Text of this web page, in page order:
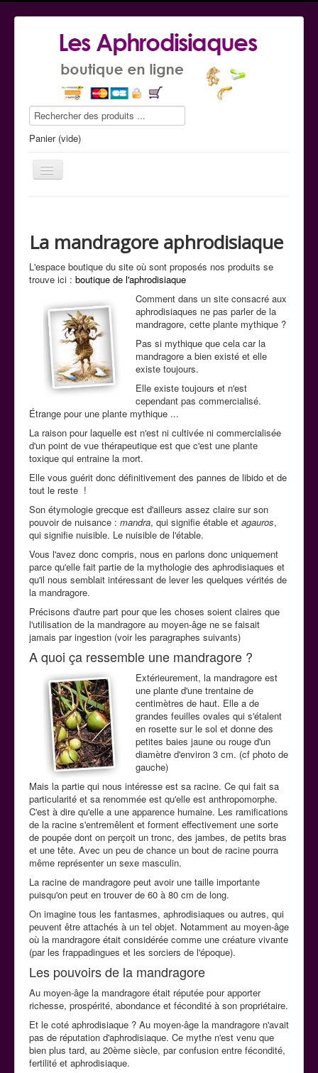
Panier (vide)
Le guide conseil
La boutique
Commande tel
La cuisine aphrodisiaque
Contact
La mandragore aphrodisiaque
L'espace boutique du site où sont proposés nos produits se
trouve ici : boutique de l'aphrodisiaque
Comment dans un site consacré aux
aphrodisiaques ne pas parler de la
mandragore, cette plante mythique ?
Pas si mythique que cela car la
mandragore a bien existé et elle
existe toujours.
Elle existe toujours et n'est
cependant pas commercialisé.
Étrange pour une plante mythique ...
La raison pour laquelle est n'est ni cultivée ni commercialisée
d'un point de vue thérapeutique est que c'est une plante
toxique qui entraine la mort.
Elle vous guérit donc définitivement des pannes de libido et de
tout le reste !
Son étymologie grecque est d'ailleurs assez claire sur son
pouvoir de nuisance : mandra, qui signifie étable et agauros,
qui signifie nuisible. Le nuisible de l'étable.
Vous l'avez donc compris, nous en parlons donc uniquement
parce qu'elle fait partie de la mythologie des aphrodisiaques et
qu'il nous semblait intéressant de lever les quelques vérités de
la mandragore.
Précisons d'autre part pour que les choses soient claires que
l'utilisation de la mandragore au moyen-âge ne se faisait
jamais par ingestion (voir les paragraphes suivants)
A quoi ça ressemble une mandragore ?
Extérieurement, la mandragore est
une plante d'une trentaine de
centimètres de haut. Elle a de
grandes feuilles ovales qui s'étalent
en rosette sur le sol et donne des
petites baies jaune ou rouge d'un
diamètre d'environ 3 cm. (cf photo de
gauche)
Mais la partie qui nous intéresse est sa racine. Ce qui fait sa
particularité et sa renommée est qu'elle est anthropomorphe.
C'est à dire qu'elle a une apparence humaine. Les ramifications
de la racine s'entremêlent et forment effectivement une sorte
de poupée dont on perçoit un tronc, des jambes, de petits bras
et une tête. Avec un peu de chance un bout de racine pourra
même représenter un sexe masculin.
La racine de mandragore peut avoir une taille importante
puisqu'on peut en trouver de 60 à 80 cm de long.
On imagine tous les fantasmes, aphrodisiaques ou autres, qui
peuvent être attachés à un tel objet. Notamment au moyen-âge
où la mandragore était considérée comme une créature vivante
(par les frappadingues et les sorciers de l'époque).
Les pouvoirs de la mandragore
Au moyen-âge la mandragore était réputée pour apporter
richesse, prospérité, abondance et fécondité à son propriétaire.
Et le coté aphrodisiaque ? Au moyen-âge la mandragore n'avait
pas de réputation d'aphrodisiaque. Ce mythe n'est venu que
bien plus tard, au 20ème siècle, par confusion entre fécondité,
fertilité et aphrodisiaque.